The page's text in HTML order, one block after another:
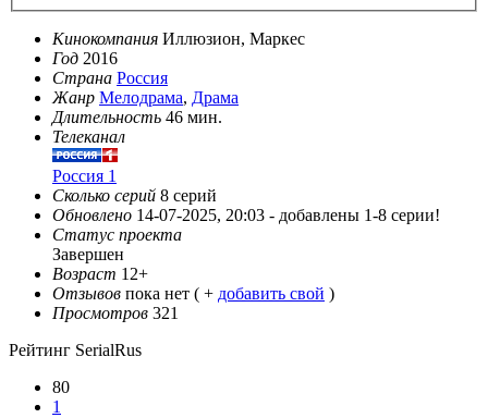
Кинокомпания Иллюзион, Маркес
Год 2016
Страна Россия
Жанр Мелодрама, Драма
Длительность 46 мин.
Телеканал
Россия 1
Сколько серий 8 серий
Обновлено 14-07-2025, 20:03 - добавлены 1-8 серии!
Статус проекта
Завершен
Возраст 12+
Отзывов пока нет ( + добавить свой )
Просмотров 321
Рейтинг SerialRus
80
1